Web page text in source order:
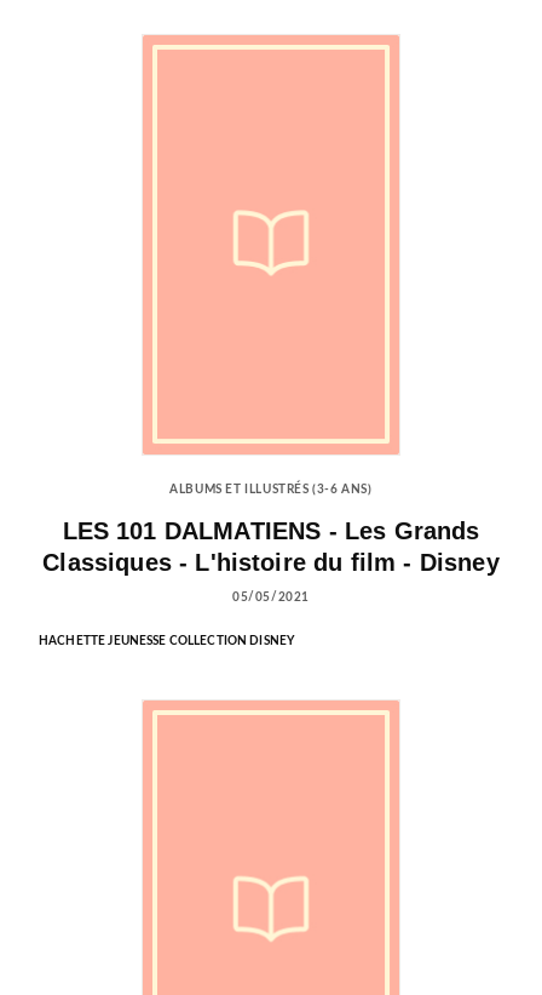
ALBUMS ET ILLUSTRÉS (3-6 ANS)
LES 101 DALMATIENS - Les Grands
Classiques - L'histoire du film - Disney
05/05/2021
HACHETTE JEUNESSE COLLECTION DISNEY